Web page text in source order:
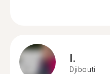
I.
Djibouti